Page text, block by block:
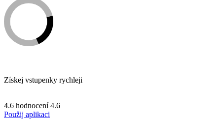
Získej vstupenky rychleji
4.6 hodnocení 4.6
Použij aplikaci